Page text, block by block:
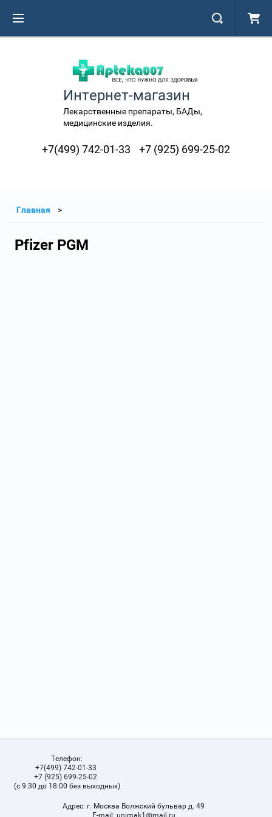
Интернет-магазин
Лекарственные препараты, БАДы,
медицинские изделия.
+7(499) 742-01-33 +7 (925) 699-25-02
Главная
Pfizer PGM
Телефон:
+7(499) 742-01-33
+7 (925) 699-25-02
(с 9:30 до 18:00 без выходных)
Адрес: г. Москва Волжский бульвар д. 49
Е-mail: unimak1@mail.ru